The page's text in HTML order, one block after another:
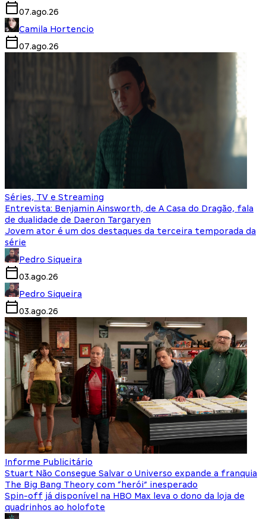
07.ago.26
Camila Hortencio
07.ago.26
Séries, TV e Streaming
Entrevista: Benjamin Ainsworth, de A Casa do Dragão, fala
de dualidade de Daeron Targaryen
Jovem ator é um dos destaques da terceira temporada da
série
Pedro Siqueira
03.ago.26
Pedro Siqueira
03.ago.26
Informe Publicitário
Stuart Não Consegue Salvar o Universo expande a franquia
The Big Bang Theory com “herói” inesperado
Spin-off já disponível na HBO Max leva o dono da loja de
quadrinhos ao holofote